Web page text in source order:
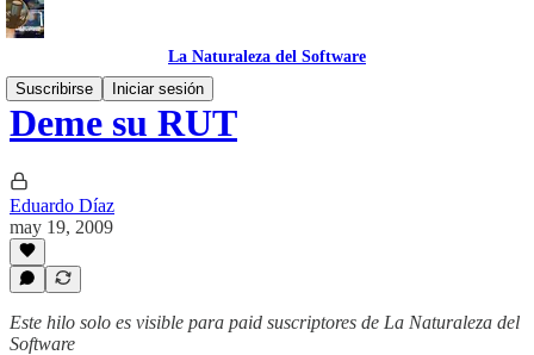
La Naturaleza del Software
Suscribirse
Iniciar sesión
Deme su RUT
Eduardo Díaz
may 19, 2009
Este hilo solo es visible para paid suscriptores de La Naturaleza del
Software